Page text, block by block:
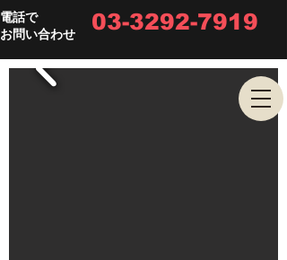
電話で
お問い合わせ
03-3292-7919